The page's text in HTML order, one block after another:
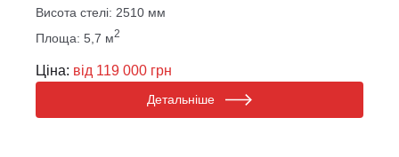
Висота стелі: 2510 мм
Площа: 5,7 м2
Ціна: від 119 000 грн
Детальніше